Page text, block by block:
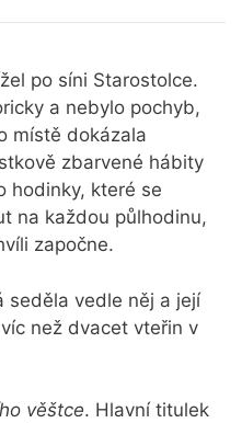
po síni Starostolce.
a nebylo pochyb,
místě dokázala
zbarvené hábity
hodinky, které se
na každou půlhodinu,
započne.
seděla vedle něj a její
než dvacet vteřin v
věštce. Hlavní titulek